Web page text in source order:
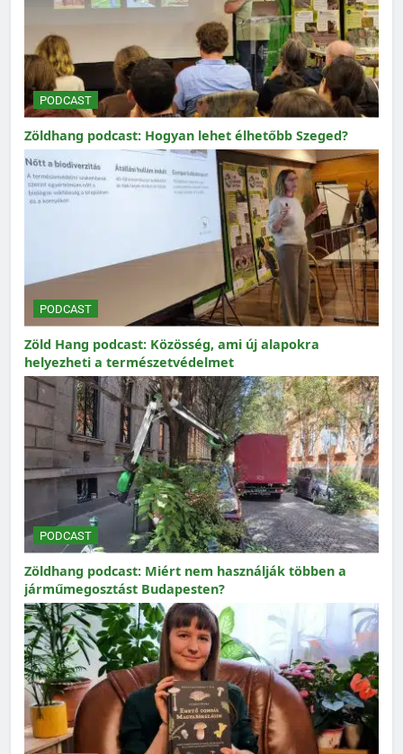
PODCAST
Zöldhang podcast: Hogyan lehet élhetőbb Szeged?
PODCAST
Zöld Hang podcast: Közösség, ami új alapokra
helyezheti a természetvédelmet
PODCAST
Zöldhang podcast: Miért nem használják többen a
járműmegosztást Budapesten?